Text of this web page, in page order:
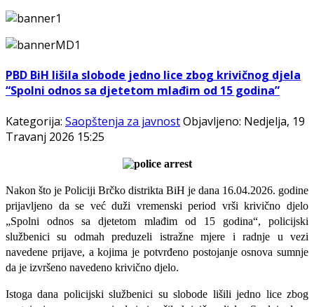
PBD BiH lišila slobode jedno lice zbog krivičnog djela
“Spolni odnos sa djetetom mlađim od 15 godina”
Kategorija: Saopštenja za javnostObjavljeno: Nedjelja, 19
Travanj 2026 15:25
Nakon što je Policiji Brčko distrikta BiH je dana 16.04.2026. godine
prijavljeno da se već duži vremenski period vrši krivično djelo
„Spolni odnos sa djetetom mlađim od 15 godina“, policijski
službenici su odmah preduzeli istražne mjere i radnje u vezi
navedene prijave, a kojima je potvrđeno postojanje osnova sumnje
da je izvršeno navedeno krivično djelo.
Istoga dana policijski službenici su slobode lišili jedno lice zbog